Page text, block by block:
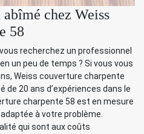
chez Weiss
58
recherchez un professionnel
un peu de temps ? Si vous vous
Weiss couverture charpente
de 20 ans d’expériences dans le
charpente 58 est en mesure
à votre problème.
qui sont aux coûts